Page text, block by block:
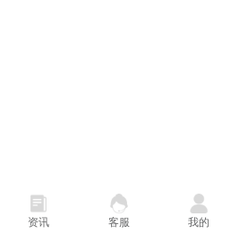
资讯 客服 我的